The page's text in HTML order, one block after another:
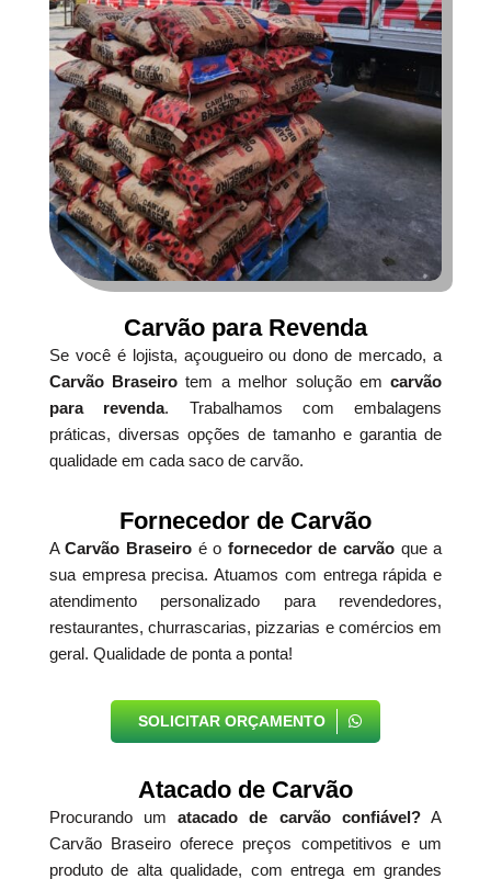
Carvão para Revenda
Se você é lojista, açougueiro ou dono de mercado, a
Carvão Braseiro tem a melhor solução emcarvão
para revenda. Trabalhamos com embalagens
práticas, diversas opções de tamanho e garantia de
qualidade em cada saco de carvão.
Fornecedor de Carvão
ACarvão Braseiro é o fornecedor de carvão que a
sua empresa precisa. Atuamos com entrega rápida e
atendimento personalizado para revendedores,
restaurantes, churrascarias, pizzarias e comércios em
geral. Qualidade de ponta a ponta!
SOLICITAR ORÇAMENTO
Atacado de Carvão
Procurando umatacado de carvão confiável?A
Carvão Braseiro oferece preços competitivos e um
produto de alta qualidade, com entrega em grandes